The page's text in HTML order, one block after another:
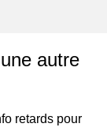
autre
retards pour